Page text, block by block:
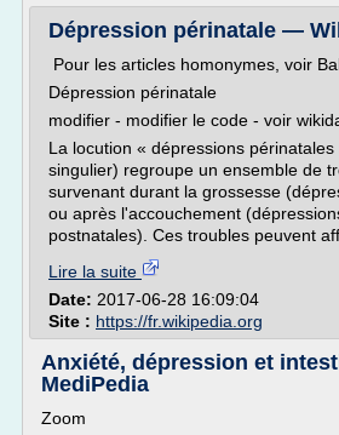
Dépression périnatale —
Pour les articles homonymes, voir
Dépression périnatale
modifier - modifier le code - voir
La locution « dépressions
singulier) regroupe un ensemble de
survenant durant la grossesse
ou après l'accouchement
postnatales). Ces troubles peuvent
Lire la suite
Date: 2017-06-28 16:09:04
Site : https://fr.wikipedia.org
Anxiété, dépression et
MediPedia
Zoom